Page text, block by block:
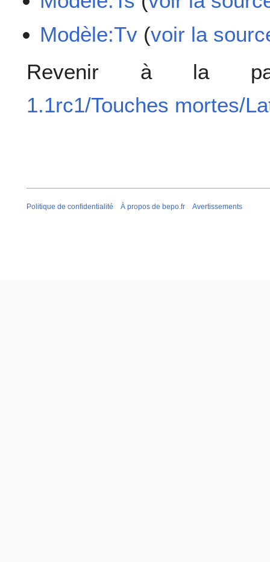
Modèle:Tv (voir la
Revenir à la
1.1rc1/Touches mortes/
Politique de confidentialité À propos de bepo.fr Avertissements